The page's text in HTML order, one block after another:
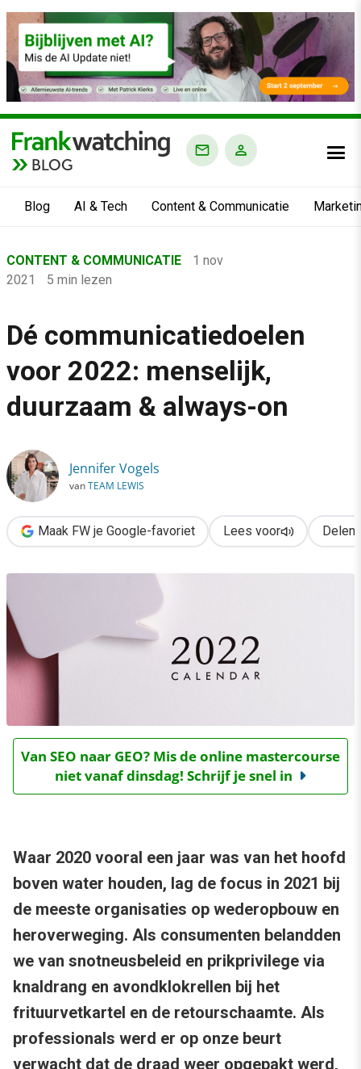
BLOG
Blog AI & Tech Content & Communicatie
›
Content & Communicatie
›
Dé communicatiedoelen voor 2022: menselijk, duurzaam &
CONTENT & COMMUNICATIE
1 nov
2021
5 min lezen
Dé communicatiedoelen
voor 2022: menselijk,
duurzaam & always-on
Jennifer Vogels
vanTEAM LEWIS
Maak FW je Google-favoriet Lees voor Delen
Van SEO naar GEO? Mis de online mastercourse
niet vanaf dinsdag! Schrijf je snel in
Waar 2020 vooral een jaar was van het hoofd
boven water houden, lag de focus in 2021 bij
de meeste organisaties op wederopbouw en
heroverweging. Als consumenten belandden
we van snotneusbeleid en prikprivilege via
knaldrang en avondklokrellen bij het
frituurvetkartel en de retourschaamte. Als
professionals werd er op onze beurt
verwacht dat de draad weer opgepakt werd,